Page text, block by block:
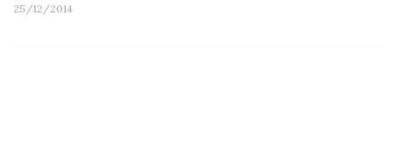
25/12/2014